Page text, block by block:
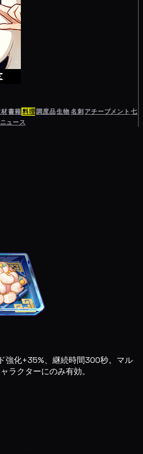
書籍料理調度品生物名刺 アチーブメント 七
ニュース
強化+35%、継続時間300秒。マル
ラクターにのみ有効。